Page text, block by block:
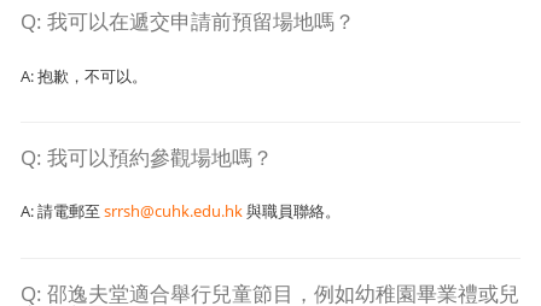
Q: 我可以在遞交申請前預留場地嗎？
A: 抱歉，不可以。
Q: 我可以預約參觀場地嗎？
A: 請電郵至 srrsh@cuhk.edu.hk與職員聯絡。
Q: 邵逸夫堂適合舉行兒童節目，例如幼稚園畢業禮或兒